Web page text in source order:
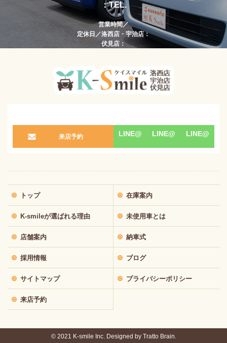
：TEL.
営業時間／
定休日／洛西店・宇治店：
伏見店：
来店予約 LINE@ LINE@ LINE@
トップ 在庫案内
K-smileが選ばれる理由 未使用車とは
店舗案内 納車式
採用情報 ブログ
サイトマップ プライバシーポリシー
来店予約
© 2021 K-smile Inc. Designed by Tratto Brain.